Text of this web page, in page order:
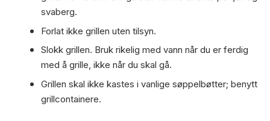
svaberg.
Forlat ikke grillen uten tilsyn.
Slokk grillen. Bruk rikelig med vann når du er ferdig
med å grille, ikke når du skal gå.
Grillen skal ikke kastes i vanlige søppelbøtter; benytt
grillcontainere.